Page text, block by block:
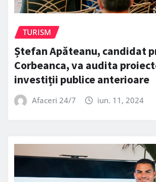
TURISM
Ștefan Apăteanu, candidat
Corbeanca, va audita
investiții publice anterioare
Afaceri 24/7 iun. 11, 2024